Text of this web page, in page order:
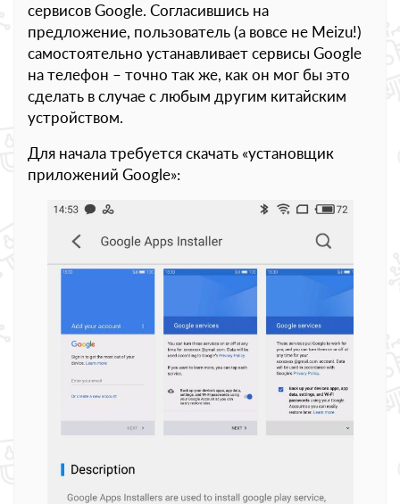
сервисов Google. Согласившись на
предложение, пользователь (а вовсе не Meizu!)
самостоятельно устанавливает сервисы Google
на телефон – точно так же, как он мог бы это
сделать в случае с любым другим китайским
устройством.
Для начала требуется скачать «установщик
приложений Google»: